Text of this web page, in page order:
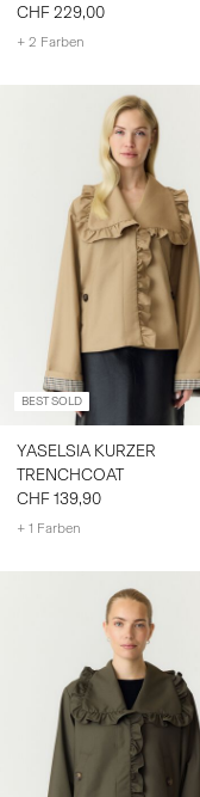
CHF 229,00
+ 2 Farben
BEST SOLD
YASELSIA KURZER
TRENCHCOAT
CHF 139,90
+ 1 Farben